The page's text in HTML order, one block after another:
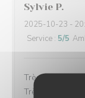
Sylvie P
2025-10-23 -
Service : 5/5
Très bon
Très bon service.